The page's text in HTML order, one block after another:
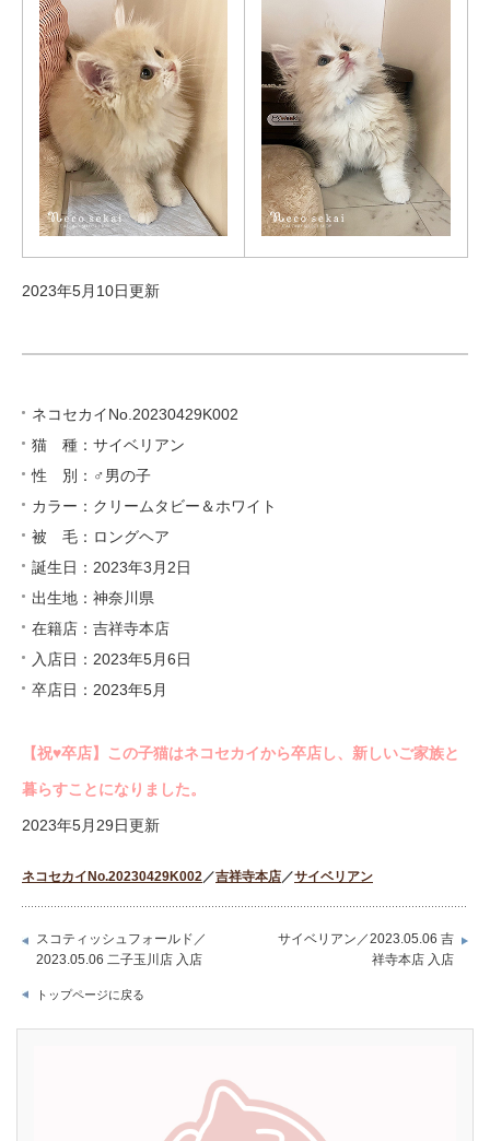
2023年5月10日更新
ネコセカイNo.20230429K002
猫 種：サイベリアン
性 別：♂男の子
カラー：クリームタビー＆ホワイト
被 毛：ロングヘア
誕生日：2023年3月2日
出生地：神奈川県
在籍店：吉祥寺本店
入店日：2023年5月6日
卒店日：2023年5月
【祝♥︎卒店】この子猫はネコセカイから卒店し、新しいご家族と
暮らすことになりました。
2023年5月29日更新
ネコセカイNo.20230429K002 ／吉祥寺本店 ／サイベリアン
スコティッシュフォールド／
2023.05.06 二子玉川店 入店
サイベリアン／2023.05.06 吉
祥寺本店 入店
トップページに戻る